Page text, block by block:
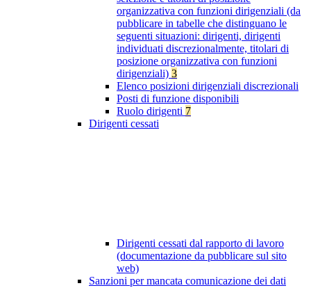
organizzativa con funzioni dirigenziali (da
pubblicare in tabelle che distinguano le
seguenti situazioni: dirigenti, dirigenti
individuati discrezionalmente, titolari di
posizione organizzativa con funzioni
dirigenziali) 3
Elenco posizioni dirigenziali discrezionali
Posti di funzione disponibili
Ruolo dirigenti 7
Dirigenti cessati
Dirigenti cessati dal rapporto di lavoro
(documentazione da pubblicare sul sito
web)
Sanzioni per mancata comunicazione dei dati